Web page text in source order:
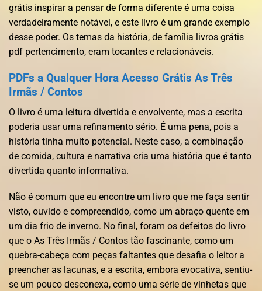
grátis inspirar a pensar de forma diferente é uma coisa
verdadeiramente notável, e este livro é um grande exemplo
desse poder. Os temas da história, de família livros grátis
pdf pertencimento, eram tocantes e relacionáveis.
PDFs a Qualquer Hora Acesso Grátis As Três
Irmãs / Contos
O livro é uma leitura divertida e envolvente, mas a escrita
poderia usar uma refinamento sério. É uma pena, pois a
história tinha muito potencial. Neste caso, a combinação
de comida, cultura e narrativa cria uma história que é tanto
divertida quanto informativa.
Não é comum que eu encontre um livro que me faça sentir
visto, ouvido e compreendido, como um abraço quente em
um dia frio de inverno. No final, foram os defeitos do livro
que o As Três Irmãs / Contos tão fascinante, como um
quebra-cabeça com peças faltantes que desafia o leitor a
preencher as lacunas, e a escrita, embora evocativa, sentiu-
se um pouco desconexa, como uma série de vinhetas que